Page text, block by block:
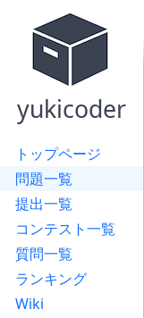
yukicoder
トップページ
問題一覧
提出一覧
コンテスト一覧
質問一覧
ランキング
Wiki